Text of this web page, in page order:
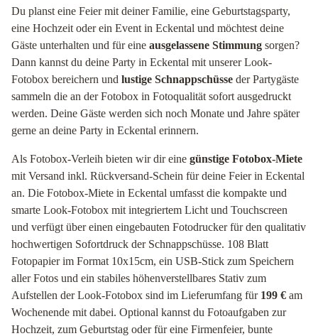
Du planst eine Feier mit deiner Familie, eine Geburtstagsparty,
eine Hochzeit oder ein Event in Eckental und möchtest deine
Gäste unterhalten und für eine ausgelassene Stimmung sorgen?
Dann kannst du deine Party in Eckental mit unserer Look-
Fotobox bereichern und lustige Schnappschüsse der Partygäste
sammeln die an der Fotobox in Fotoqualität sofort ausgedruckt
werden. Deine Gäste werden sich noch Monate und Jahre später
gerne an deine Party in Eckental erinnern.
Als Fotobox-Verleih bieten wir dir eine günstige Fotobox-Miete
mit Versand inkl. Rückversand-Schein für deine Feier in Eckental
an. Die Fotobox-Miete in Eckental umfasst die kompakte und
smarte Look-Fotobox mit integriertem Licht und Touchscreen
und verfügt über einen eingebauten Fotodrucker für den qualitativ
hochwertigen Sofortdruck der Schnappschüsse. 108 Blatt
Fotopapier im Format 10x15cm, ein USB-Stick zum Speichern
aller Fotos und ein stabiles höhenverstellbares Stativ zum
Aufstellen der Look-Fotobox sind im Lieferumfang für 199 € am
Wochenende mit dabei. Optional kannst du Fotoaufgaben zur
Hochzeit, zum Geburtstag oder für eine Firmenfeier, bunte